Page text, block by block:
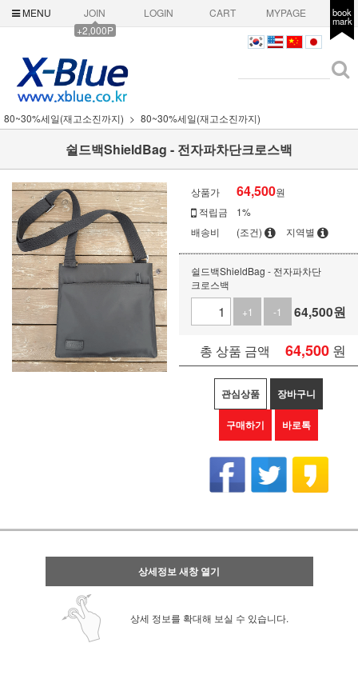
MENU
JOIN
+2,000P
LOGIN CART MYPAGE book
mark
80~30%세일(재고소진까지) 80~30%세일(재고소진까지)
쉴드백ShieldBag - 전자파차단크로스백
상품가 64,500원
적립금
1%
배송비
(조건) 지역별
쉴드백ShieldBag - 전자파차단
크로스백
+1
-1 64,500원
총 상품 금액 64,500 원
관심상품 장바구니
구매하기 바로톡
상세정보 새창 열기
상세 정보를 확대해 보실 수 있습니다.